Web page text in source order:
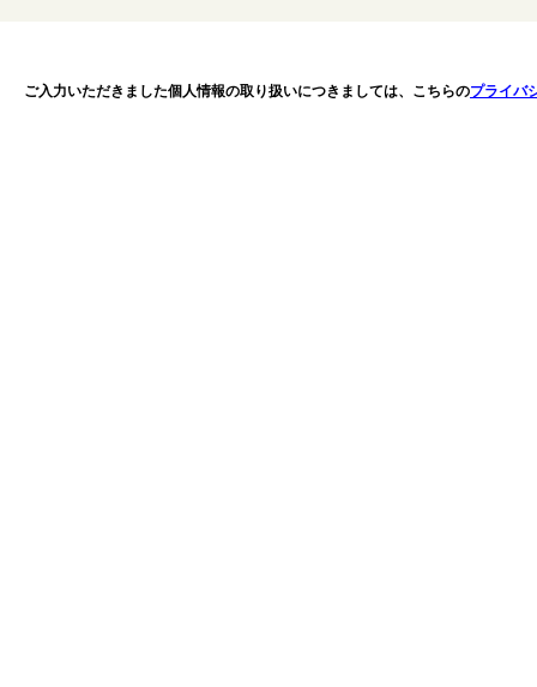
ご入力いただきました個人情報の取り扱いにつきましては、こちらのプライバ